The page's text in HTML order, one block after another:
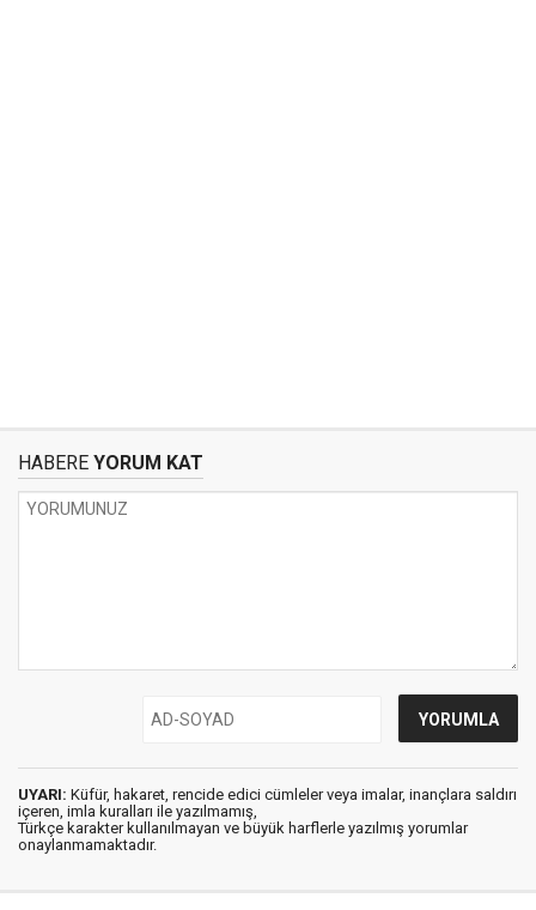
HABERE YORUM KAT
UYARI: Küfür, hakaret, rencide edici cümleler veya imalar, inançlara saldırı
içeren, imla kuralları ile yazılmamış,
Türkçe karakter kullanılmayan ve büyük harflerle yazılmış yorumlar
onaylanmamaktadır.